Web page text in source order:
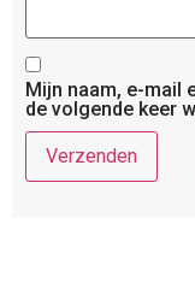
Mijn naam, e-mail
de volgende keer